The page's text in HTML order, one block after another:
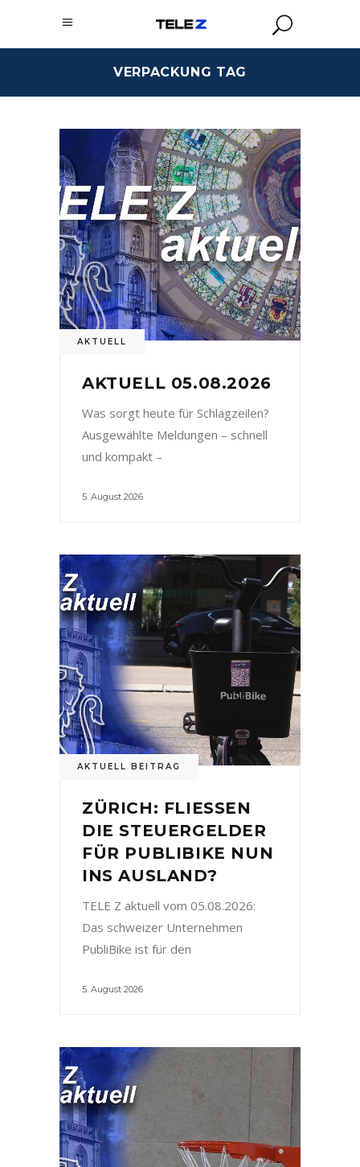
VERPACKUNG TAG
AKTUELL
AKTUELL 05.08.2026
Was sorgt heute für Schlagzeilen?
Ausgewählte Meldungen – schnell
und kompakt –
5. August 2026
AKTUELL BEITRAG
ZÜRICH: FLIESSEN
DIE STEUERGELDER
FÜR PUBLIBIKE NUN
INS AUSLAND?
TELE Z aktuell vom 05.08.2026:
Das schweizer Unternehmen
PubliBike ist für den
5. August 2026